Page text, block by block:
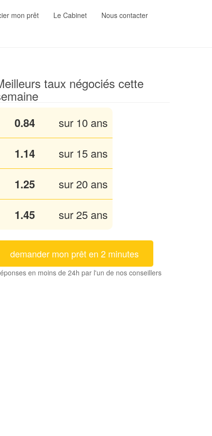
mon prêt Le Cabinet Nous contacter
taux négociés cette
0.84 sur 10 ans
1.13 sur 15 ans
1.25 sur 20 ans
1.45 sur 25 ans
demander mon prêt en 2 minutes
en moins de 24h par l'un de nos conseillers